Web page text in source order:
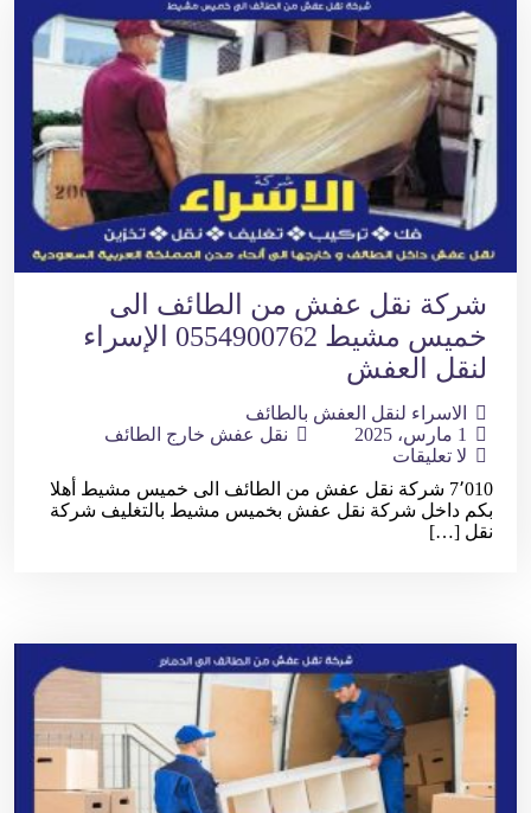
شركة نقل عفش من الطائف الى
خميس مشيط 0554900762 الإسراء
لنقل العفش
الاسراء لنقل العفش بالطائف
1 مارس، 2025
نقل عفش خارج الطائف
لا تعليقات
7٬010 شركة نقل عفش من الطائف الى خميس مشيط أهلا
بكم داخل شركة نقل عفش بخميس مشيط بالتغليف شركة
نقل […]